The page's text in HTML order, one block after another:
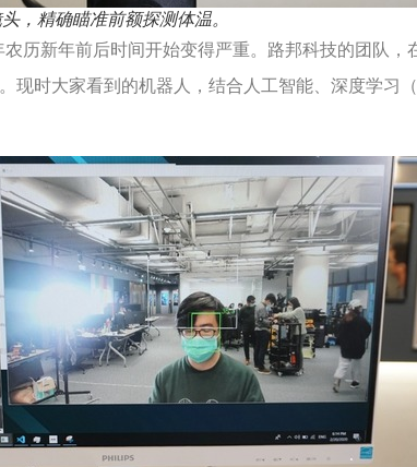
，精确瞄准前额探测体温。
历新年前后时间开始变得严重。路邦科技的团队，
现时大家看到的机器人，结合人工智能、深度学习